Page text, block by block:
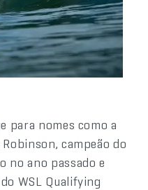
para nomes como a
campeão do
no ano passado e
WSL Qualifying